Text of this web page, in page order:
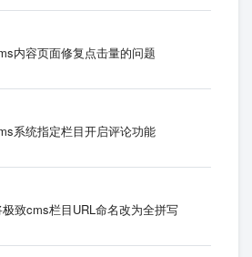
内容页面修复点击量的问题
系统指定栏目开启评论功能
致cms栏目URL命名改为全拼写